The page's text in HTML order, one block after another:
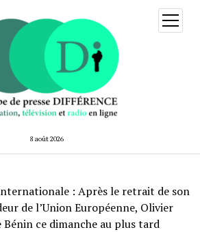
8 août 2026
ouvrir
menu
: Après le retrait de son
de l’Union Européenne, Olivier
ce dimanche au plus tard